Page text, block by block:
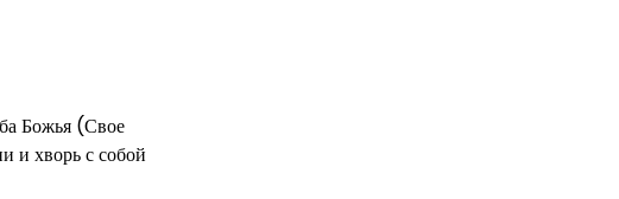
Божья (Свое
и хворь с собой